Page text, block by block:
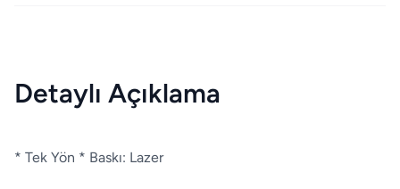
Detaylı Açıklama
* Tek Yön * Baskı: Lazer